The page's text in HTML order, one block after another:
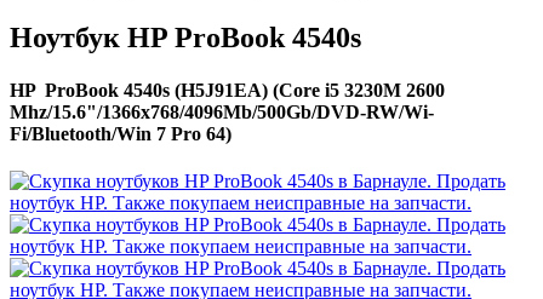
Ноутбук HP ProBook 4540s
HP ProBook 4540s (H5J91EA) (Core i5 3230M 2600
Mhz/15.6"/1366x768/4096Mb/500Gb/DVD-RW/Wi-
Fi/Bluetooth/Win 7 Pro 64)